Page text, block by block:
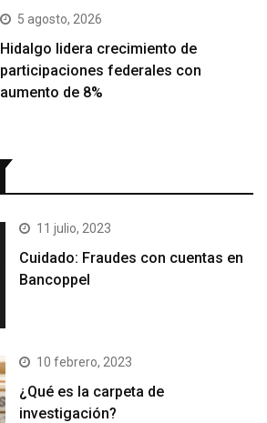
5 agosto, 2026
Hidalgo lidera crecimiento de
participaciones federales con
aumento de 8%
11 julio, 2023
Cuidado: Fraudes con cuentas en
Bancoppel
10 febrero, 2023
¿Qué es la carpeta de
investigación?